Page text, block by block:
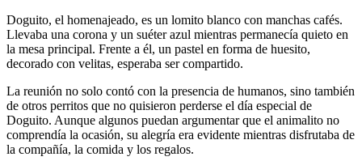
Doguito, el homenajeado, es un lomito blanco con manchas cafés.
Llevaba una corona y un suéter azul mientras permanecía quieto en
la mesa principal. Frente a él, un pastel en forma de huesito,
decorado con velitas, esperaba ser compartido.
La reunión no solo contó con la presencia de humanos, sino también
de otros perritos que no quisieron perderse el día especial de
Doguito. Aunque algunos puedan argumentar que el animalito no
comprendía la ocasión, su alegría era evidente mientras disfrutaba de
la compañía, la comida y los regalos.